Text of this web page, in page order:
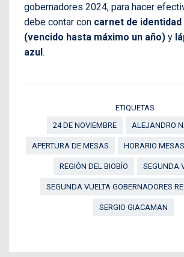
gobernadores 2024, para hacer
debe contar con carnet de
(vencido hasta máximo un año) y
azul.
ETIQUETAS
24 DE NOVIEMBRE
ALEJANDRO
APERTURA DE MESAS HORARIO
REGIÓN DEL BIOBÍO SEGUNDA
SEGUNDA VUELTA GOBERNADORES
SERGIO GIACAMAN